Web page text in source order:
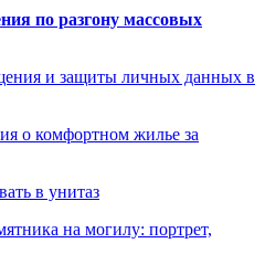
по разгону массовых
и защиты личных данных в
о комфортном жилье за
в унитаз
на могилу: портрет,